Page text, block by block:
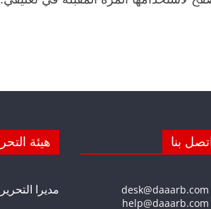
بنا هيئة
مديرا التحرير